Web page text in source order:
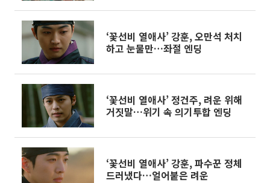
‘꽃선비 열애사’ 강훈, 오만석 처치
하고 눈물만…좌절 엔딩
‘꽃선비 열애사’ 정건주, 려운 위해
거짓말…위기 속 의기투합 엔딩
‘꽃선비 열애사’ 강훈, 파수꾼 정체
드러냈다…얼어붙은 려운